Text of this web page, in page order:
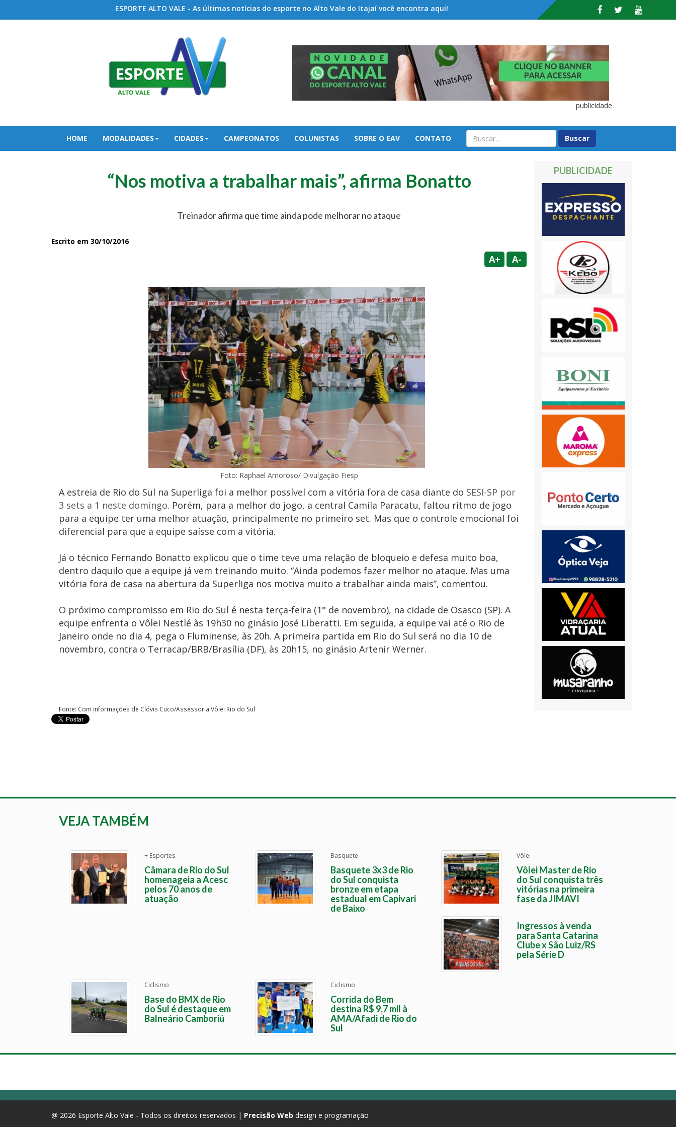
ESPORTE ALTO VALE - As últimas notícias do esporte no Alto Vale do Itajaí você encontra aqui!
publicidade
HOME MODALIDADES CIDADES CAMPEONATOS COLUNISTAS SOBRE O EAV CONTATO
“Nos motiva a trabalhar mais”, afirma Bonatto
Treinador afirma que time ainda pode melhorar no ataque
Escrito em 30/10/2016
A+ A-
Foto: Raphael Amoroso/ Divulgação Fiesp
A estreia de Rio do Sul na Superliga foi a melhor possível com a vitória fora de casa diante do SESI-SP por
3 sets a 1 neste domingo. Porém, para a melhor do jogo, a central Camila Paracatu, faltou ritmo de jogo
para a equipe ter uma melhor atuação, principalmente no primeiro set. Mas que o controle emocional foi
diferencial para que a equipe saísse com a vitória.
Já o técnico Fernando Bonatto explicou que o time teve uma relação de bloqueio e defesa muito boa,
dentro daquilo que a equipe já vem treinando muito. “Ainda podemos fazer melhor no ataque. Mas uma
vitória fora de casa na abertura da Superliga nos motiva muito a trabalhar ainda mais”, comentou.
O próximo compromisso em Rio do Sul é nesta terça-feira (1° de novembro), na cidade de Osasco (SP). A
equipe enfrenta o Vôlei Nestlé às 19h30 no ginásio José Liberatti. Em seguida, a equipe vai até o Rio de
Janeiro onde no dia 4, pega o Fluminense, às 20h. A primeira partida em Rio do Sul será no dia 10 de
novembro, contra o Terracap/BRB/Brasília (DF), às 20h15, no ginásio Artenir Werner.
Fonte: Com informações de Clóvis Cuco/Assessoria Vôlei Rio do Sul
PUBLICIDADE
VEJA TAMBÉM
+ Esportes
Câmara de Rio do Sul
homenageia a Acesc
pelos 70 anos de
atuação
Basquete
Basquete 3x3 de Rio
do Sul conquista
bronze em etapa
estadual em Capivari
de Baixo
Vôlei
Vôlei Master de Rio
do Sul conquista três
vitórias na primeira
fase da JIMAVI
Ingressos à venda
para Santa Catarina
Clube x São Luiz/RS
pela Série D
Ciclismo
Base do BMX de Rio
do Sul é destaque em
Balneário Camboriú
Ciclismo
Corrida do Bem
destina R$ 9,7 mil à
AMA/Afadi de Rio do
Sul
@ 2026 Esporte Alto Vale - Todos os direitos reservados | Precisão Web design e programação